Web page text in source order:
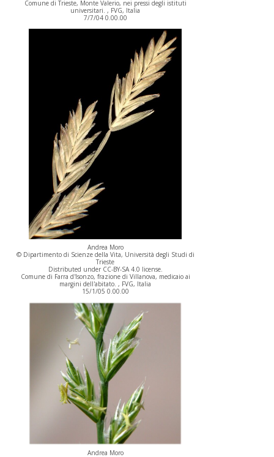
Comune di Trieste, Monte Valerio, nei pressi degli istituti
universitari. , FVG, Italia
7/7/04 0.00.00
Andrea Moro
© Dipartimento di Scienze della Vita, Università degli Studi di
Trieste
Distributed under CC-BY-SA 4.0 license.
Comune di Farra d'Isonzo, frazione di Villanova, medicaio ai
margini dell'abitato. , FVG, Italia
15/1/05 0.00.00
Andrea Moro